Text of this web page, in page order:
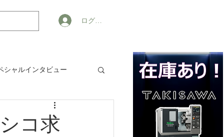
ログイン
シャルインタビュー
コ求